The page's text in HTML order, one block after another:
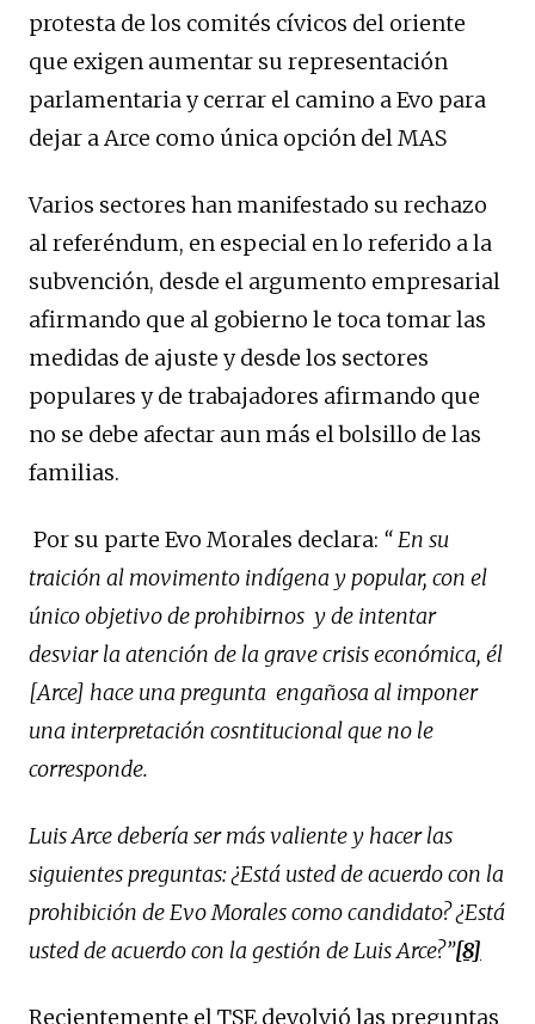
protesta de los comités cívicos del oriente
que exigen aumentar su representación
parlamentaria y cerrar el camino a Evo para
dejar a Arce como única opción del MAS
Varios sectores han manifestado su rechazo
al referéndum, en especial en lo referido a la
subvención, desde el argumento empresarial
afirmando que al gobierno le toca tomar las
medidas de ajuste y desde los sectores
populares y de trabajadores afirmando que
no se debe afectar aun más el bolsillo de las
familias.
Por su parte Evo Morales declara: “ En su
traición al movimento indígena y popular, con el
único objetivo de prohibirnos y de intentar
desviar la atención de la grave crisis económica, él
[Arce] hace una pregunta engañosa al imponer
una interpretación cosntitucional que no le
corresponde.
Luis Arce debería ser más valiente y hacer las
siguientes preguntas: ¿Está usted de acuerdo con la
prohibición de Evo Morales como candidato? ¿Está
usted de acuerdo con la gestión de Luis Arce?”[8]
Recientemente el TSE devolvió las preguntas